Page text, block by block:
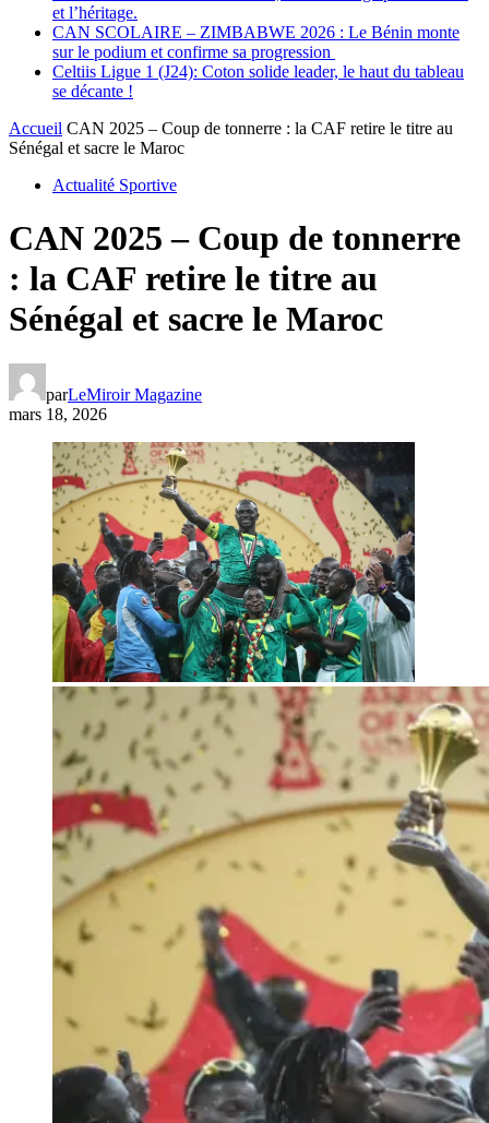
et l’héritage.
CAN SCOLAIRE – ZIMBABWE 2026 : Le Bénin monte
sur le podium et confirme sa progression
Celtiis Ligue 1 (J24): Coton solide leader, le haut du tableau
se décante !
Accueil CAN 2025 – ‎Coup de tonnerre : la CAF retire le titre au
Sénégal et sacre le Maroc
Actualité Sportive
CAN 2025 – ‎Coup de tonnerre
: la CAF retire le titre au
Sénégal et sacre le Maroc
parLeMiroir Magazine
mars 18, 2026